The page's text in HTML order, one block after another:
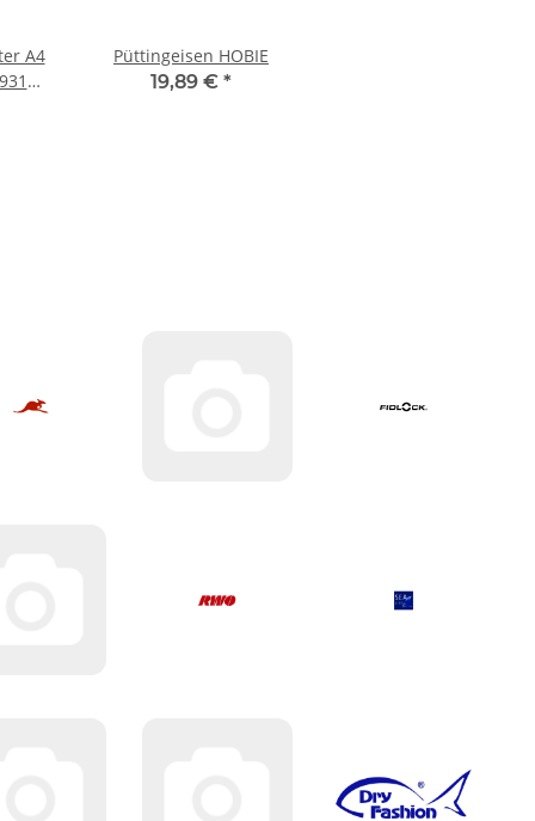
A4
Püttingeisen HOBIE
19,89 € *